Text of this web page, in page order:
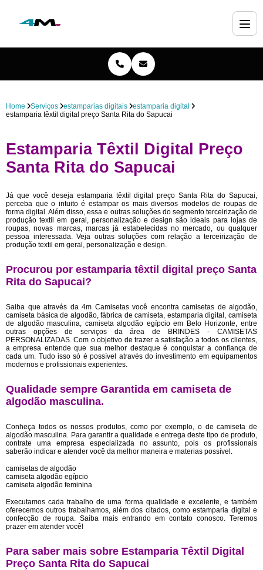
Home Serviços estamparias digitais
estamparia digital
estamparia têxtil digital preço Santa Rita do Sapucai
Estamparia Têxtil Digital Preço
Santa Rita do Sapucai
Já que você deseja estamparia têxtil digital preço Santa Rita do Sapucai,
perceba que o intuito é estampar os mais diversos modelos de roupas de
forma digital. Além disso, essa e outras soluções do segmento terceirização de
produção textil em geral, personalização e design são ideais para lojas de
roupas, novas marcas, marcas já estabelecidas no mercado, ou qualquer
pessoa interessada. Veja outras soluções com relação a terceirização de
produção textil em geral, personalização e design.
Procurou por estamparia têxtil digital preço Santa
Rita do Sapucai?
Saiba que através da 4m Camisetas você encontra camisetas de algodão,
camiseta básica de algodão, fábrica de camiseta, estamparia digital, camiseta
de algodão masculina, camiseta algodão egípcio em Belo Horizonte, entre
outras opções de serviços da área de BRINDES - CAMISETAS
PERSONALIZADAS. Com o objetivo de trazer a satisfação a todos os clientes,
a empresa entende que sua melhor destaque é conquistar a confiança de
cada um. Tudo isso só é possível através do investimento em equipamentos
modernos e profissionais experientes.
Qualidade sempre Garantida em camiseta de
algodão masculina.
Conheça todos os nossos produtos, como por exemplo, o de camiseta de
algodão masculina. Para garantir a qualidade e entrega deste tipo de produto,
contrate uma empresa especializada no assunto, pois os profissionais
saberão indicar e atender você da melhor maneira e materias possível.
camisetas de algodão
camiseta algodão egípcio
camiseta algodão feminina
Executamos cada trabalho de uma forma qualidade e excelente, e também
oferecemos outros trabalhamos, além dos citados, como estamparia digital e
confecção de roupa. Saiba mais entrando em contato conosco. Teremos
prazer em atender você!
Para saber mais sobre Estamparia Têxtil Digital
Preço Santa Rita do Sapucai